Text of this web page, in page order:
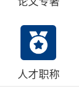
人才职称